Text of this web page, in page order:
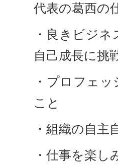
代表の葛西の
・良きビジ
自己成長に挑
・プロフェ
こと
・組織の自
・仕事を楽し